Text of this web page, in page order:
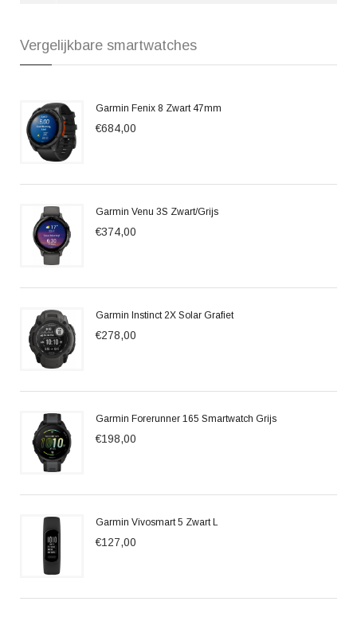
Vergelijkbare smartwatches
Garmin Fenix 8 Zwart 47mm
€684,00
Garmin Venu 3S Zwart/Grijs
€374,00
Garmin Instinct 2X Solar Grafiet
€278,00
Garmin Forerunner 165 Smartwatch Grijs
€198,00
Garmin Vivosmart 5 Zwart L
€127,00